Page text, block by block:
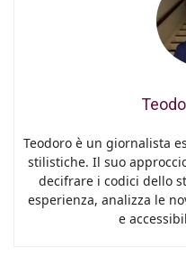
Teodoro è un giornalista
stilistiche. Il suo
decifrare i codici dello
esperienza, analizza le
e